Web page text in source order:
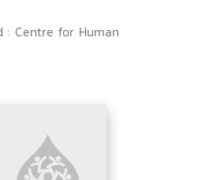
: Centre for Human